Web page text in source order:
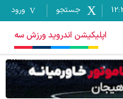
جستجو ورود
اپلیکیشن اندروید ورزش سه